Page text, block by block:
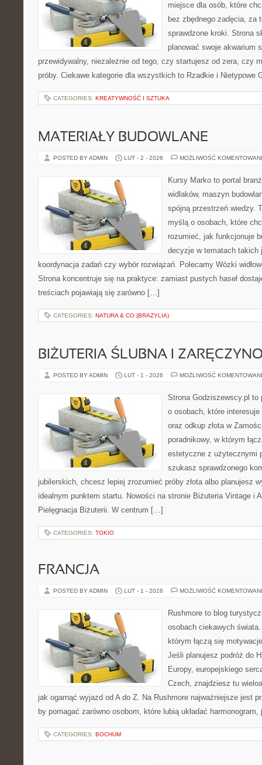
miejsce dla osób, które
bez zbędnego zadęcia, za
sprawdzone kroki. Strona
planować swoje akwarium
przewidywalny, niezależnie od tego, czy startujesz od zera, czy
próby. Ciekawe kategorie dla wszystkich to Rzadkie i Nietypowe
CATEGORIES: KREATYWNOŚĆ I SZTUKA
MATERIAŁY BUDOWLANE
POSTED BY ADMIN LUT - 2 - 2026 MOŻLIWOŚĆ
Kursy Marko to portal
widlaków, maszyn
spójną przestrzeń wiedzy.
myślą o osobach, które
rozumieć, jak funkcjonuje
decyzje w tematach takich
koordynacja zadań czy wybór rozwiązań. Polecamy Wózki
Strona koncentruje się na praktyce: zamiast pustych haseł
treściach pojawiają się zarówno […]
CATEGORIES: NATURA & CO (BRAZYLIA)
BIŻUTERIA ŚLUBNA I
POSTED BY ADMIN LUT - 1 - 2026 MOŻLIWOŚĆ
Strona Godziszewscy.pl to
o osobach, które
oraz odkup złota w
poradnikowy, w którym
estetyczne z użytecznymi
szukasz sprawdzonego
jubilerskich, chcesz lepiej zrozumieć próby złota albo planujesz
idealnym punktem startu. Nowości na stronie Biżuteria Vintage i
Pielęgnacja Biżuterii. W centrum […]
CATEGORIES: TOKIO
FRANCJA
POSTED BY ADMIN LUT - 1 - 2026 MOŻLIWOŚĆ
Rushmore to blog
osobach ciekawych
którym łączą się
Jeśli planujesz podróż do
Europy, europejskiego
Czech, znajdziesz tu
jak ogarnąć wyjazd od A do Z. Na Rushmore najważniejsze jest
by pomagać zarówno osobom, które lubią układać
CATEGORIES: BOCHUM